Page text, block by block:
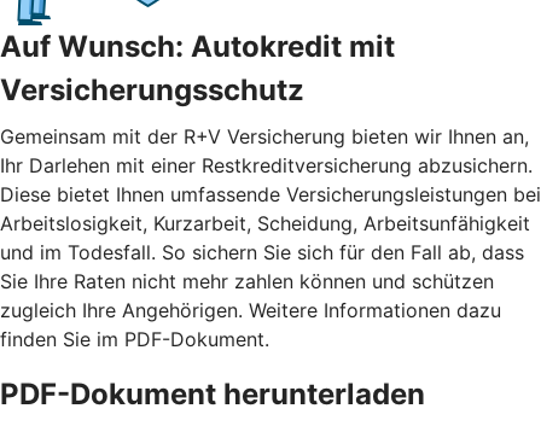
Auf Wunsch: Autokredit mit
Versicherungsschutz
Gemeinsam mit der R+V Versicherung bieten wir Ihnen an,
Ihr Darlehen mit einer Restkreditversicherung abzusichern.
Diese bietet Ihnen umfassende Versicherungsleistungen bei
Arbeitslosigkeit, Kurzarbeit, Scheidung, Arbeitsunfähigkeit
und im Todesfall. So sichern Sie sich für den Fall ab, dass
Sie Ihre Raten nicht mehr zahlen können und schützen
zugleich Ihre Angehörigen. Weitere Informationen dazu
finden Sie im PDF-Dokument.
PDF-Dokument herunterladen